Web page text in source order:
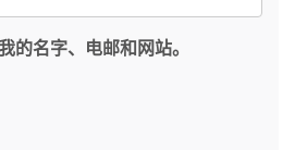
的名字、电邮和网站。